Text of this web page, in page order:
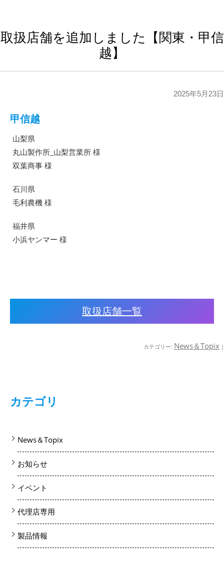
取扱店舗を追加しました【関東・甲信
越】
2025年5月23日
甲信越
山梨県
丸山製作所_山梨営業所 様
双葉商事 様
石川県
毛利農機 様
福井県
小浜ヤンマー 様
取扱店舗一覧
カテゴリー: News＆Topix |
カテゴリ
News＆Topix
お知らせ
イベント
代理店専用
製品情報